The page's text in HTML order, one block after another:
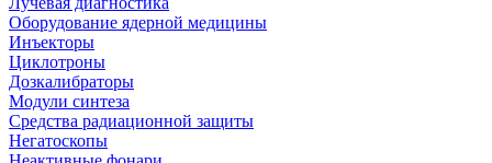
Оборудование ядерной медицины
Инъекторы
Циклотроны
Дозкалибраторы
Модули синтеза
Средства радиационной защиты
Негатоскопы